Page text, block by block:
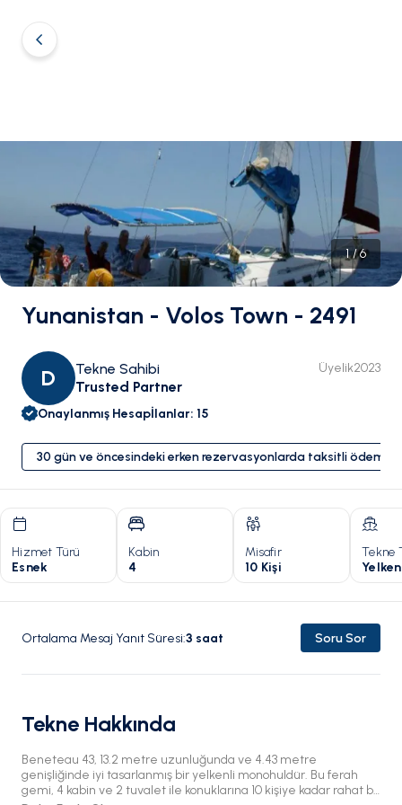
1/6
Yunanistan - Volos Town - 2491
D
Tekne Sahibi
Trusted Partner
Üyelik2023
Onaylanmış Hesapİlanlar: 15
30 gün ve öncesindeki erken rezervasyonlarda taksitli ödeme
Hizmet Türü
Esnek
Kabin
4
Misafir
10 Kişi
Tekne
Ortalama Mesaj Yanıt Süresi:3 saat Soru Sor
Tekne Hakkında
Beneteau 43, 13.2 metre uzunluğunda ve 4.43 metre
genişliğinde iyi tasarlanmış bir yelkenli monohuldür. Bu ferah
gemi, 4 kabin ve 2 tuvalet ile konuklarına 10 kişiye kadar rahat bir